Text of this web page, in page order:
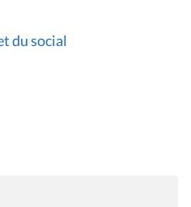
du social